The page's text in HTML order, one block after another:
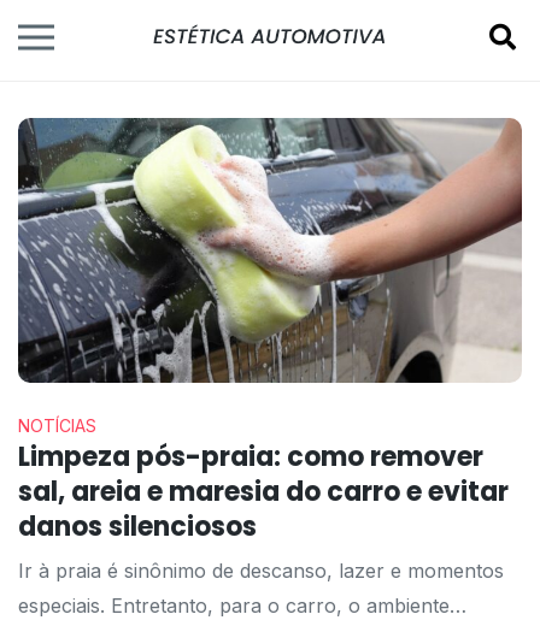
NOTÍCIAS
Limpeza pós-praia: como remover
sal, areia e maresia do carro e evitar
danos silenciosos
Ir à praia é sinônimo de descanso, lazer e momentos
especiais. Entretanto, para o carro, o ambiente